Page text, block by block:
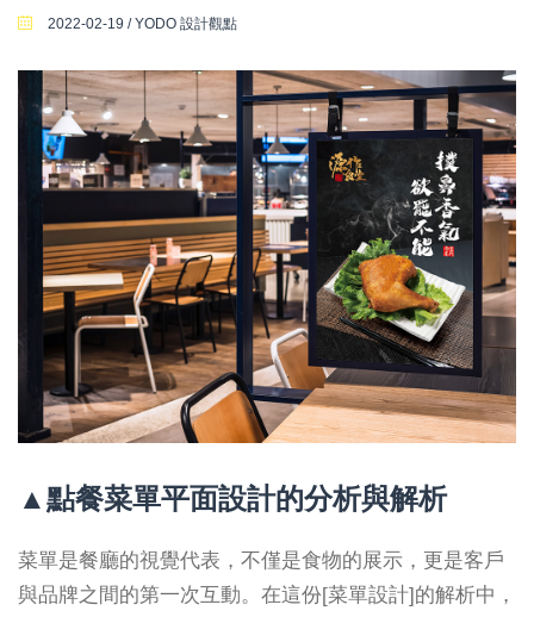
2022-02-19 / YODO 設計觀點
▲點餐菜單平面設計的分析與解析
菜單是餐廳的視覺代表，不僅是食物的展示，更是客戶
與品牌之間的第一次互動。在這份[菜單設計]的解析中，